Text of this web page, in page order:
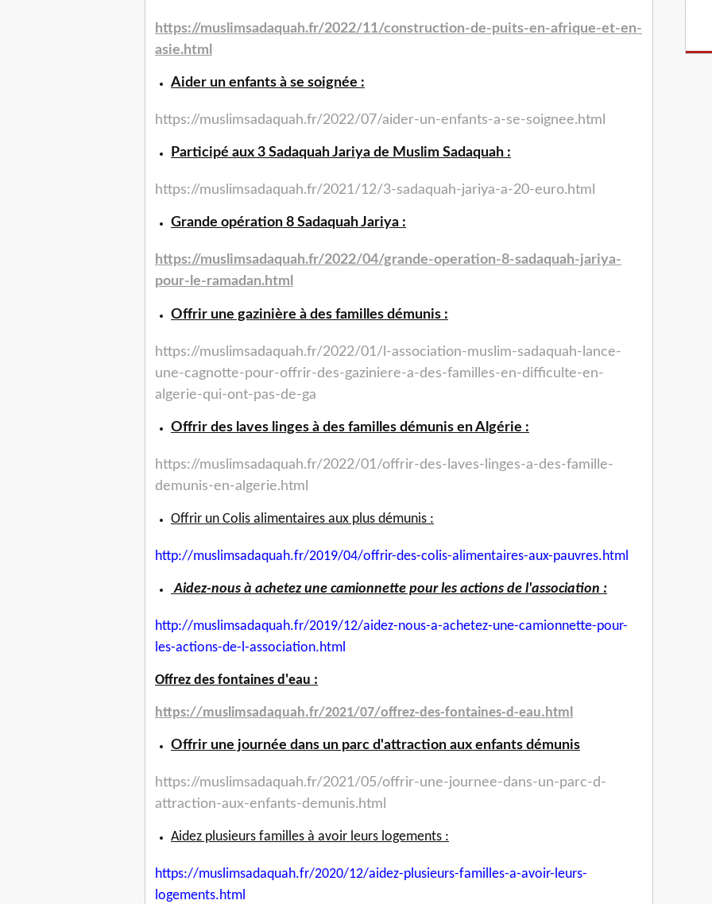
https://muslimsadaquah.fr/2022/11/construction-de-puits-en-afrique-et-en-
asie.html
Aider un enfants à se soignée :
https://muslimsadaquah.fr/2022/07/aider-un-enfants-a-se-soignee.html
Participé aux 3 Sadaquah Jariya de Muslim Sadaquah :
https://muslimsadaquah.fr/2021/12/3-sadaquah-jariya-a-20-euro.html
Grande opération 8 Sadaquah Jariya :
https://muslimsadaquah.fr/2022/04/grande-operation-8-sadaquah-jariya-
pour-le-ramadan.html
Offrir une gazinière à des familles démunis :
https://muslimsadaquah.fr/2022/01/l-association-muslim-sadaquah-lance-
une-cagnotte-pour-offrir-des-gaziniere-a-des-familles-en-difficulte-en-
algerie-qui-ont-pas-de-ga
Offrir des laves linges à des familles démunis en Algérie :
https://muslimsadaquah.fr/2022/01/offrir-des-laves- linges-a-des-famille-
demunis-en-algerie.html
Offrir un Colis alimentaires aux plus démunis :
http://muslimsadaquah.fr/2019/04/offrir-des-colis-alimentaires-aux-pauvres.html
Aidez-nous à achetez une camionnette pour les actions de l'association :
http://muslimsadaquah.fr/2019/12/aidez-nous-a-achetez-une-camionnette-pour-
les-actions-de-l-association.html
Offrez des fontaines d'eau :
https://muslimsadaquah.fr/2021/07/offrez-des-fontaines-d-eau.html
Offrir une journée dans un parc d'attraction aux enfants démunis
https://muslimsadaquah.fr/2021/05/offrir-une-journee-dans-un-parc-d-
attraction-aux-enfants-demunis.html
Aidez plusieurs familles à avoir leurs logements :
https://muslimsadaquah.fr/2020/12/aidez-plusieurs-familles-a-avoir-leurs-
logements.html